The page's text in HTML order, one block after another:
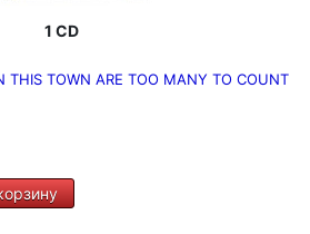
1 CD
THIS TOWN ARE TOO MANY TO COUNT